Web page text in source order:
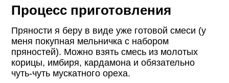
Процесс приготовления
Пряности я беру в виде уже готовой смеси (у
меня покупная мельничка с набором
пряностей). Можно взять смесь из молотых
корицы, имбиря, кардамона и обязательно
чуть-чуть мускатного ореха.